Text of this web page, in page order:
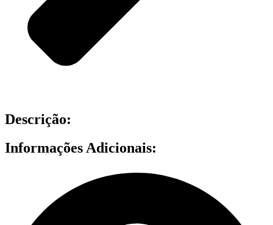
Descrição:
Informações Adicionais: